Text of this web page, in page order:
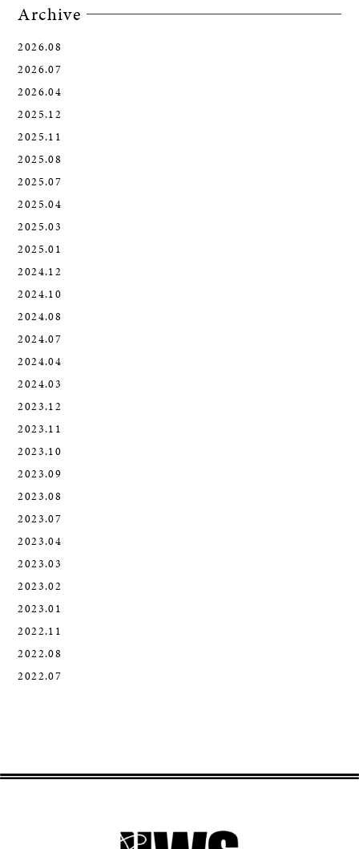
Archive
2026.08
2026.07
2026.04
2025.12
2025.11
2025.08
2025.07
2025.04
2025.03
2025.01
2024.12
2024.10
2024.08
2024.07
2024.04
2024.03
2023.12
2023.11
2023.10
2023.09
2023.08
2023.07
2023.04
2023.03
2023.02
2023.01
2022.11
2022.08
2022.07